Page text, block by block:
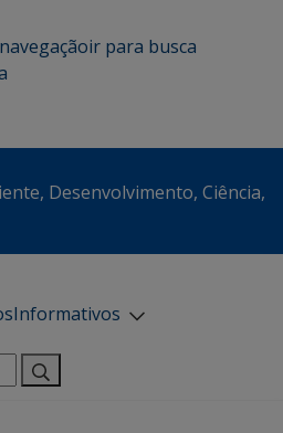
ir para busca
Desenvolvimento, Ciência,
Informativos